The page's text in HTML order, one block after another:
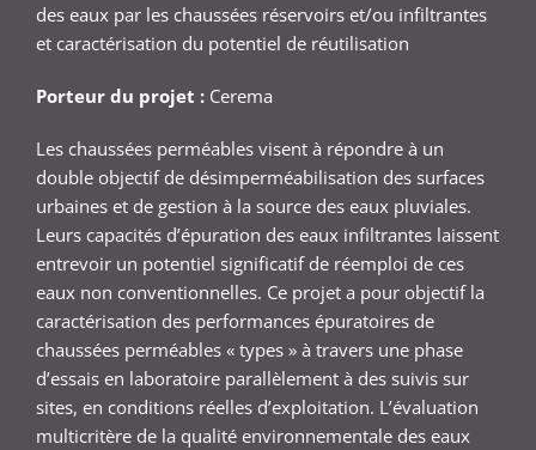
des eaux par les chaussées réservoirs et/ou infiltrantes
et caractérisation du potentiel de réutilisation
Porteur du projet : Cerema
Les chaussées perméables visent à répondre à un
double objectif de désimperméabilisation des surfaces
urbaines et de gestion à la source des eaux pluviales.
Leurs capacités d’épuration des eaux infiltrantes laissent
entrevoir un potentiel significatif de réemploi de ces
eaux non conventionnelles. Ce projet a pour objectif la
caractérisation des performances épuratoires de
chaussées perméables « types » à travers une phase
d’essais en laboratoire parallèlement à des suivis sur
sites, en conditions réelles d’exploitation. L’évaluation
multicritère de la qualité environnementale des eaux